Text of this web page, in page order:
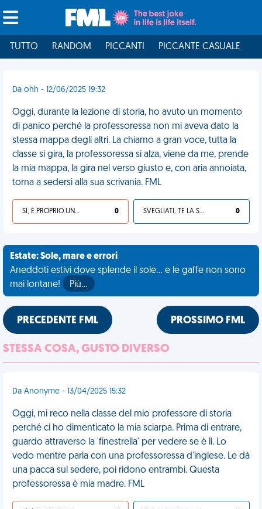
TUTTO RANDOM PICCANTI PICCANTE CASUALE
Da ohh - 12/06/2025 19:32
Oggi, durante la lezione di storia, ho avuto un momento
di panico perché la professoressa non mi aveva dato la
stessa mappa degli altri. La chiamo a gran voce, tutta la
classe si gira, la professoressa si alza, viene da me, prende
la mia mappa, la gira nel verso giusto e, con aria annoiata,
torna a sedersi alla sua scrivania. FML
SÌ, È PROPRIO UNA VDM! 0 SVEGLIATI, TE LA SEI CERCATA! 0
Estate: Sole, mare e errori
Aneddoti estivi dove splende il sole... e le gaffe non sono
mai lontane!
Più…
PRECEDENTE FML PROSSIMO FML
STESSA COSA, GUSTO DIVERSO
Da Anonyme - 13/04/2025 15:32
Oggi, mi reco nella classe del mio professore di storia
perché ci ho dimenticato la mia sciarpa. Prima di entrare,
guardo attraverso la 'finestrella' per vedere se è lì. Lo
vedo mentre parla con una professoressa d'inglese. Le dà
una pacca sul sedere, poi ridono entrambi. Questa
professoressa è mia madre. FML